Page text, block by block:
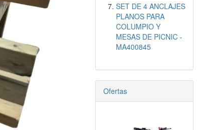
SET DE 4 ANCLAJES
PLANOS PARA
COLUMPIO Y
MESAS DE PICNIC -
MA400845
Ofertas